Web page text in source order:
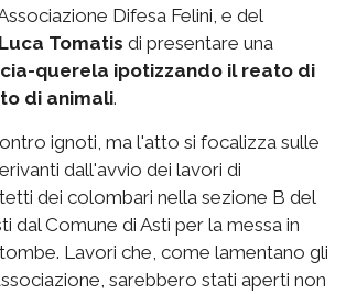
Difesa Felini, e del
Luca Tomatis di presentare una
querela ipotizzando il reato di
di animali.
ignoti, ma l'atto si focalizza sulle
dall'avvio dei lavori di
dei colombari nella sezione B del
dal Comune di Asti per la messa in
Lavori che, come lamentano gli
sarebbero stati aperti non